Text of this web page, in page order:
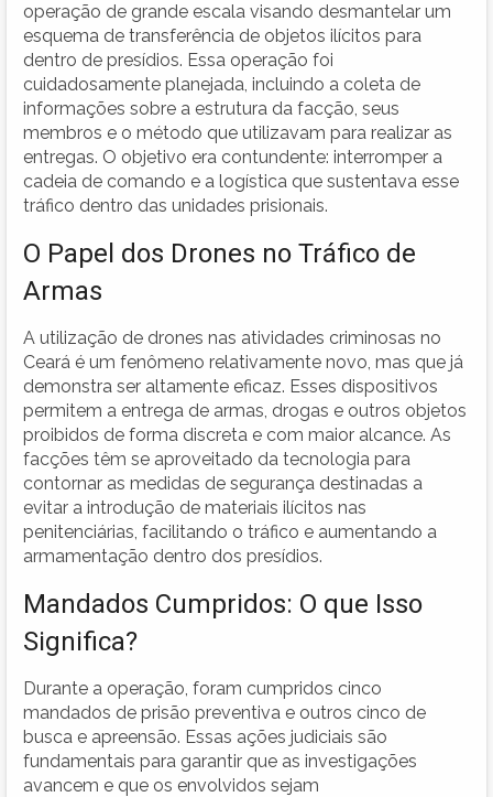
operação de grande escala visando desmantelar um
esquema de transferência de objetos ilícitos para
dentro de presídios. Essa operação foi
cuidadosamente planejada, incluindo a coleta de
informações sobre a estrutura da facção, seus
membros e o método que utilizavam para realizar as
entregas. O objetivo era contundente: interromper a
cadeia de comando e a logística que sustentava esse
tráfico dentro das unidades prisionais.
O Papel dos Drones no Tráfico de
Armas
A utilização de drones nas atividades criminosas no
Ceará é um fenômeno relativamente novo, mas que já
demonstra ser altamente eficaz. Esses dispositivos
permitem a entrega de armas, drogas e outros objetos
proibidos de forma discreta e com maior alcance. As
facções têm se aproveitado da tecnologia para
contornar as medidas de segurança destinadas a
evitar a introdução de materiais ilícitos nas
penitenciárias, facilitando o tráfico e aumentando a
armamentação dentro dos presídios.
Mandados Cumpridos: O que Isso
Significa?
Durante a operação, foram cumpridos cinco
mandados de prisão preventiva e outros cinco de
busca e apreensão. Essas ações judiciais são
fundamentais para garantir que as investigações
avancem e que os envolvidos sejam